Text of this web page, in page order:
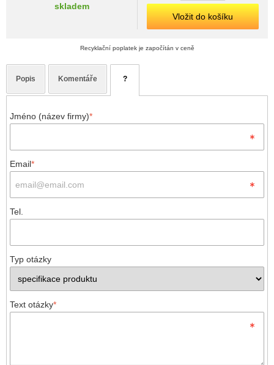
skladem
Vložit do košíku
Recyklační poplatek je započítán v ceně
Popis Komentáře ?
Jméno (název firmy)*
Email*
Tel.
Typ otázky
Text otázky*